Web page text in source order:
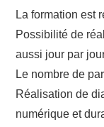
La formation est
Possibilité de
aussi jour par
Le nombre de
Réalisation de
numérique et